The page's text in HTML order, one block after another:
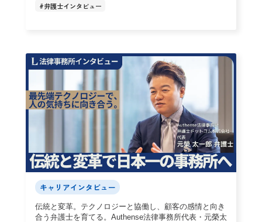
#弁護士インタビュー
キャリアインタビュー
伝統と変革。テクノロジーと協働し、顧客の感情と向き
合う弁護士を育てる。Authense法律事務所代表・元榮太